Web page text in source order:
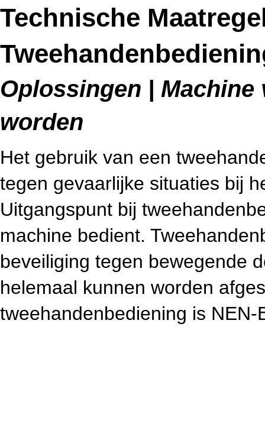
Technische
Oplossingen |
worden
Het gebruik van een
tegen gevaarlijke situaties bij
Uitgangspunt bij
machine bedient.
beveiliging tegen bewegende
helemaal kunnen worden
tweehandenbediening is NEN-